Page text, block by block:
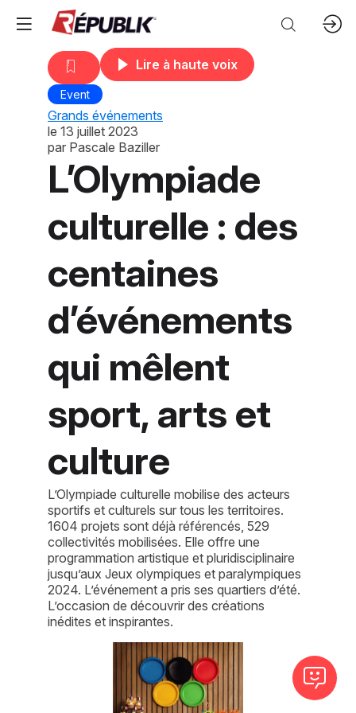
Lire à haute voix
Event
Grands événements
le 13 juillet 2023
par Pascale Baziller
L’Olympiade
culturelle : des
centaines
d’événements
qui mêlent
sport, arts et
culture
L’Olympiade culturelle mobilise des acteurs
sportifs et culturels sur tous les territoires.
1604 projets sont déjà référencés, 529
collectivités mobilisées. Elle offre une
programmation artistique et pluridisciplinaire
jusqu’aux Jeux olympiques et paralympiques
2024. L’événement a pris ses quartiers d’été.
L’occasion de découvrir des créations
inédites et inspirantes.